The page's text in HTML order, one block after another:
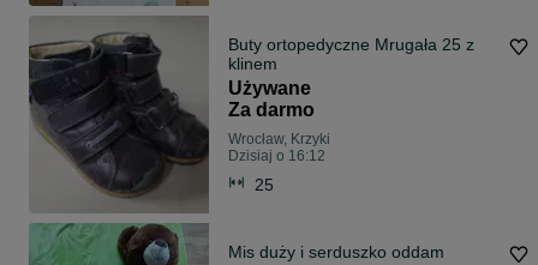
Buty ortopedyczne Mrugała 25 z
klinem
Używane
Za darmo
Wrocław, Krzyki
Dzisiaj o 16:12
25
Mis duży i serduszko oddam